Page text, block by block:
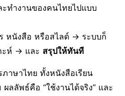
ะทำงานของคนไทยไปแบบ
หนังสือ หรือสไลด์ → ระบบก็
ะห์ → และ สรุปให้ทันที
ภาษาไทย ทั้งหนังสือเรียน
ลลัพธ์คือ “ใช้งานได้จริง” และ